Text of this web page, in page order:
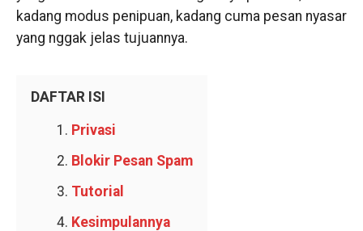
kadang modus penipuan, kadang cuma pesan nyasar
yang nggak jelas tujuannya.
DAFTAR ISI
Privasi
Blokir Pesan Spam
Tutorial
Kesimpulannya